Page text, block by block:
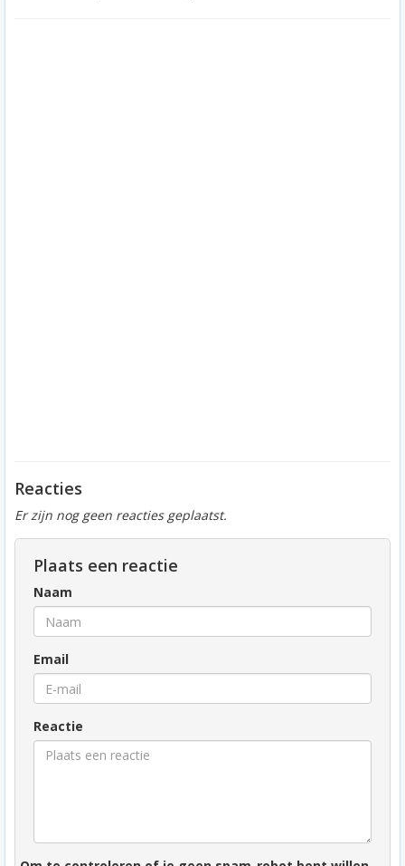
Reacties
Er zijn nog geen reacties geplaatst.
Plaats een reactie
Naam
Email
Reactie